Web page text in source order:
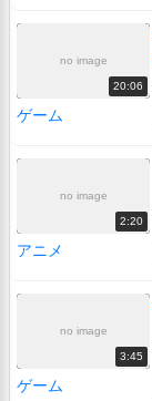
no image
20:06
ゲーム
no image
2:20
アニメ
no image
3:45
ゲーム